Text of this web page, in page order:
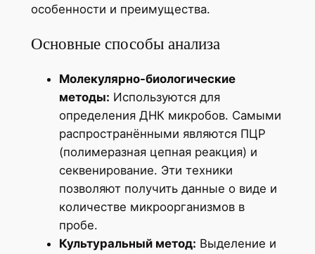
особенности и преимущества.
Основные способы анализа
Молекулярно-биологические
методы: Используются для
определения ДНК микробов. Самыми
распространёнными являются ПЦР
(полимеразная цепная реакция) и
секвенирование. Эти техники
позволяют получить данные о виде и
количестве микроорганизмов в
пробе.
Культуральный метод: Выделение и